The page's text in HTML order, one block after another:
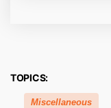
TOPICS:
Miscellaneous